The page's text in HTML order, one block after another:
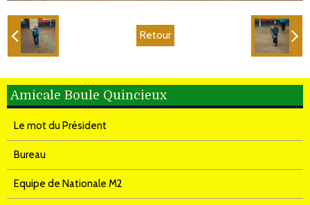
Retour
Amicale Boule Quincieux
Le mot du Président
Bureau
Equipe de Nationale M2